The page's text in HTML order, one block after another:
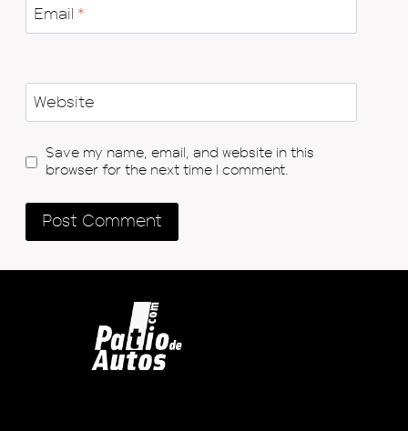
Email *
Website
Save my name, email, and website in this
browser for the next time I comment.